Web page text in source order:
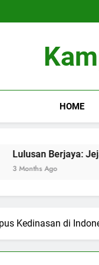
HOME
Jejak Langkah
Kedinasan di